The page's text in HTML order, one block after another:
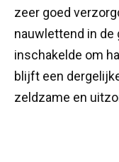
zeer goed
nauwlettend in de
inschakelde om
blijft een
zeldzame en